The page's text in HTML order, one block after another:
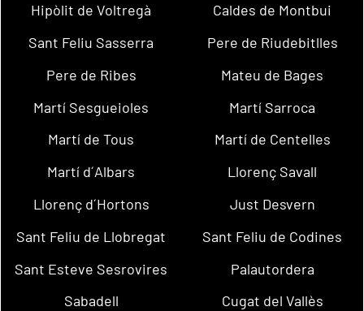
Hipòlit de Voltregà
Caldes de Montbui
Sant Feliu Sasserra
Pere de Riudebitlles
Pere de Ribes
Mateu de Bages
Martí Sesgueioles
Martí Sarroca
Martí de Tous
Martí de Centelles
Martí d´Albars
Llorenç Savall
Llorenç d´Hortons
Just Desvern
Sant Feliu de Llobregat
Sant Feliu de Codines
Sant Esteve Sesrovires
Palautordera
Sabadell
Cugat del Vallès